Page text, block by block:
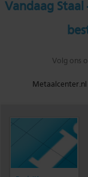
Vandaag Staal
Volg ons
Metaalcenter.nl